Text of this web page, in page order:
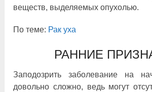
веществ, выделяемых опухолью.
По теме: Рак уха
РАННИЕ
Заподозрить заболевание на
довольно сложно, ведь могут